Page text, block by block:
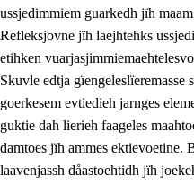
ussjedimmiem guarkedh jïh
Refleksjovne jïh laejhtehks
etihken
Skuvle edtja
goerkesem evtiedieh jarnges
guktie dah lierieh faageles
damtoes jïh ammes ektievoetine.
laavenjassh dåastoehtidh jïh